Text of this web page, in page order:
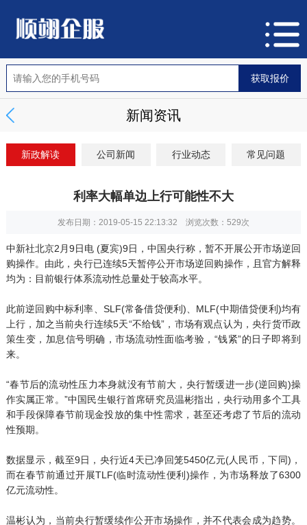
新闻资讯
新政解读 公司新闻 行业动态 常见问题
利率大幅单边上行可能性不大
发布日期：2019-05-15 22:13:32 浏览次数： 529次
中新社北京2月9日电 (夏宾)9日，中国央行称，暂不开展公开市场逆回
购操作。由此，央行已连续5天暂停公开市场逆回购操作，且官方解释
均为：目前银行体系流动性总量处于较高水平。
此前逆回购中标利率、SLF(常备借贷便利)、MLF(中期借贷便利)均有
上行，加之当前央行连续5天“不给钱”，市场有观点认为，央行货币政
策生变，加息信号明确，市场流动性面临考验，“钱紧”的日子即将到
来。
“春节后的流动性压力本身就没有节前大，央行暂缓进一步(逆回购)操
作实属正常。”中国民生银行首席研究员温彬指出，央行动用多个工具
和手段保障春节前现金投放的集中性需求，甚至还考虑了节后的流动
性预期。
数据显示，截至9日，央行近4天已净回笼5450亿元(人民币，下同)，
而在春节前通过开展TLF(临时流动性便利)操作，为市场释放了6300
亿元流动性。
温彬认为，当前央行暂缓续作公开市场操作，并不代表会成为趋势。